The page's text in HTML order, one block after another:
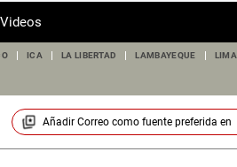
Videos
ICA LA LIBERTAD LAMBAYEQUE LIMA
Añadir Correocomo fuente preferida en